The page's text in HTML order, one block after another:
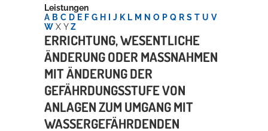
Kultur
Bildung
Wirtschaft
Willkommen in Hockenheim
Leistungen
A B C D E F G H J K L M N O P Q R S T U V
W X Y Z
ERRICHTUNG, WESENTLICHE
ÄNDERUNG ODER MASSNAHMEN M
IT ÄNDERUNG DER G
EFÄHRDUNGSSTUFE VON A
NLAGEN ZUM UMGANG MIT W
ASSERGEFÄHRDENDEN S